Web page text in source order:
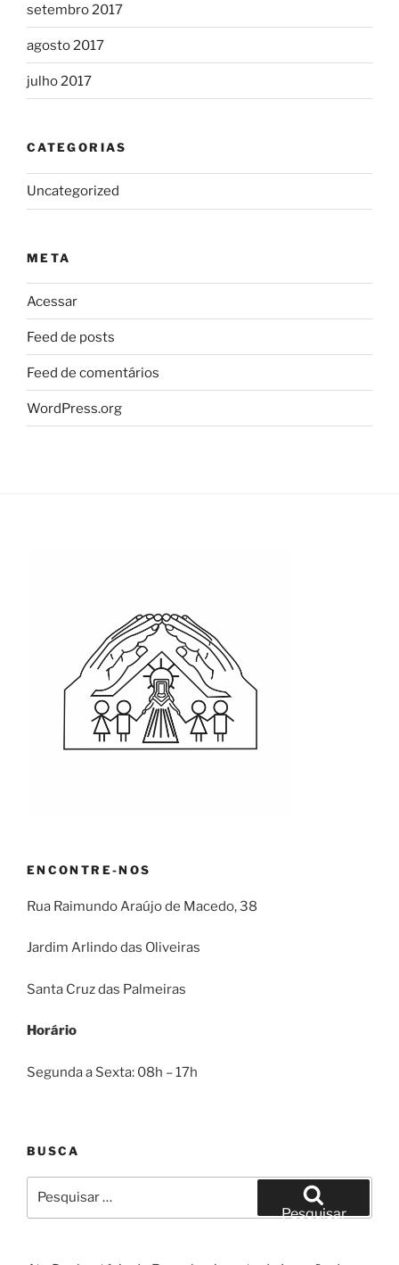
setembro 2017
agosto 2017
julho 2017
CATEGORIAS
Uncategorized
META
Acessar
Feed de posts
Feed de comentários
WordPress.org
ENCONTRE-NOS
Rua Raimundo Araújo de Macedo, 38
Jardim Arlindo das Oliveiras
Santa Cruz das Palmeiras
Horário
Segunda a Sexta: 08h – 17h
BUSCA
por:
Pesquisar